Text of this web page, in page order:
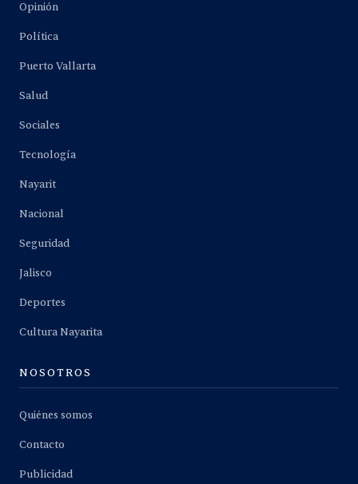
Opinión
Política
Puerto Vallarta
Salud
Sociales
Tecnología
Nayarit
Nacional
Seguridad
Jalisco
Deportes
Cultura Nayarita
NOSOTROS
Quiénes somos
Contacto
Publicidad